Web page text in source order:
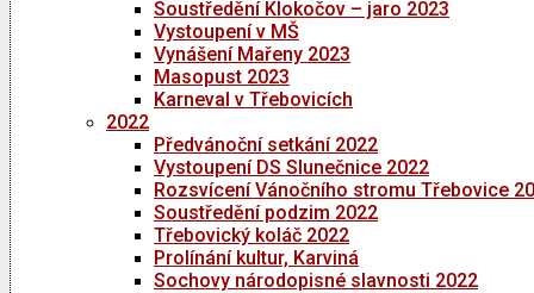
Soustředění Klokočov – jaro 2023
Vystoupení v MŠ
Vynášení Mařeny 2023
Masopust 2023
Karneval v Třebovicích
2022
Předvánoční setkání 2022
Vystoupení DS Slunečnice 2022
Rozsvícení Vánočního stromu Třebovice
Soustředění podzim 2022
Třebovický koláč 2022
Prolínání kultur, Karviná
Sochovy národopisné slavnosti 2022